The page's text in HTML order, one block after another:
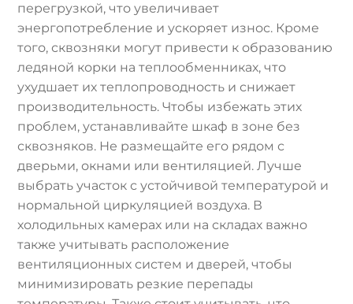
перегрузкой, что увеличивает
энергопотребление и ускоряет износ. Кроме
того, сквозняки могут привести к образованию
ледяной корки на теплообменниках, что
ухудшает их теплопроводность и снижает
производительность. Чтобы избежать этих
проблем, устанавливайте шкаф в зоне без
сквозняков. Не размещайте его рядом с
дверьми, окнами или вентиляцией. Лучше
выбрать участок с устойчивой температурой и
нормальной циркуляцией воздуха. В
холодильных камерах или на складах важно
также учитывать расположение
вентиляционных систем и дверей, чтобы
минимизировать резкие перепады